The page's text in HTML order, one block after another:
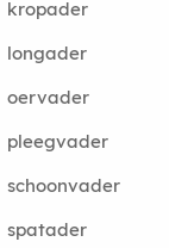
kropader
longader
oervader
pleegvader
schoonvader
spatader